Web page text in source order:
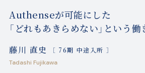
Authenseが可能にした
「どれもあきらめない」という働
藤川 直史 ［ 76期 中途入所 ］
Tadashi Fujikawa